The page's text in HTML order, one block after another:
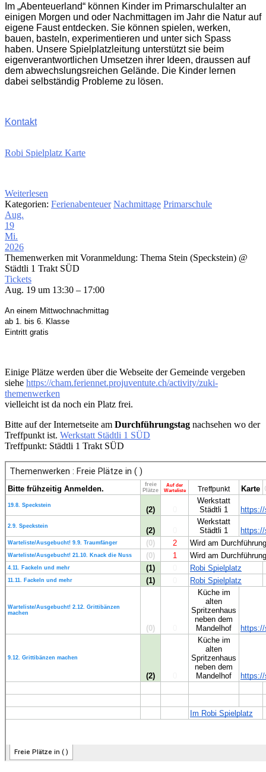
Im „Abenteuerland“ können Kinder im Primarschulalter an
einigen Morgen und oder Nachmittagen im Jahr die Natur auf
eigene Faust entdecken. Sie können spielen, werken,
bauen, basteln, experimentieren und unter sich Spass
haben. Unsere Spielplatzleitung unterstützt sie beim
eigenverantwortlichen Umsetzen ihrer Ideen, draussen auf
dem abwechslungsreichen Gelände. Die Kinder lernen
dabei selbständig Probleme zu lösen.
Kontakt
Robi Spielplatz Karte
Weiterlesen
Kategorien: Ferienabenteuer Nachmittage Primarschule
Aug.
19
Mi.
2026
Themenwerken mit Voranmeldung: Thema Stein (Speckstein) @
Städtli 1 Trakt SÜD
Tickets
Aug. 19 um 13:30 – 17:00
An einem Mittwochnachmittag
ab 1. bis 6. Klasse
Eintritt gratis
Einige Plätze werden über die Webseite der Gemeinde vergeben
siehe https://cham.feriennet.projuventute.ch/activity/zuki-
themenwerken
vielleicht ist da noch ein Platz frei.
Bitte auf der Internetseite am Durchführungstag nachsehen wo der
Treffpunkt ist. Werkstatt Städtli 1 SÜD
Treffpunkt: Städtli 1 Trakt SÜD